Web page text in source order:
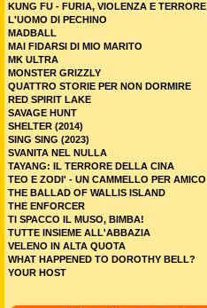
KUNG FU - FURIA, VIOLENZA E TERRORE
L'UOMO DI PECHINO
MADBALL
MAI FIDARSI DI MIO MARITO
MK ULTRA
MONSTER GRIZZLY
QUATTRO STORIE PER NON DORMIRE
RED SPIRIT LAKE
SAVAGE HUNT
SHELTER (2014)
SING SING (2023)
SVANITA NEL NULLA
TAYANG: IL TERRORE DELLA CINA
TEO E ZODI' - UN CAMMELLO PER AMICO
THE BALLAD OF WALLIS ISLAND
THE ENFORCER
TI SPACCO IL MUSO, BIMBA!
TUTTE INSIEME ALL'ABBAZIA
VELENO IN ALTA QUOTA
WHAT HAPPENED TO DOROTHY BELL?
YOUR HOST